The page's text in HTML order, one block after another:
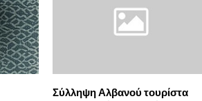
Σύλληψη Αλβανού τουρίστα